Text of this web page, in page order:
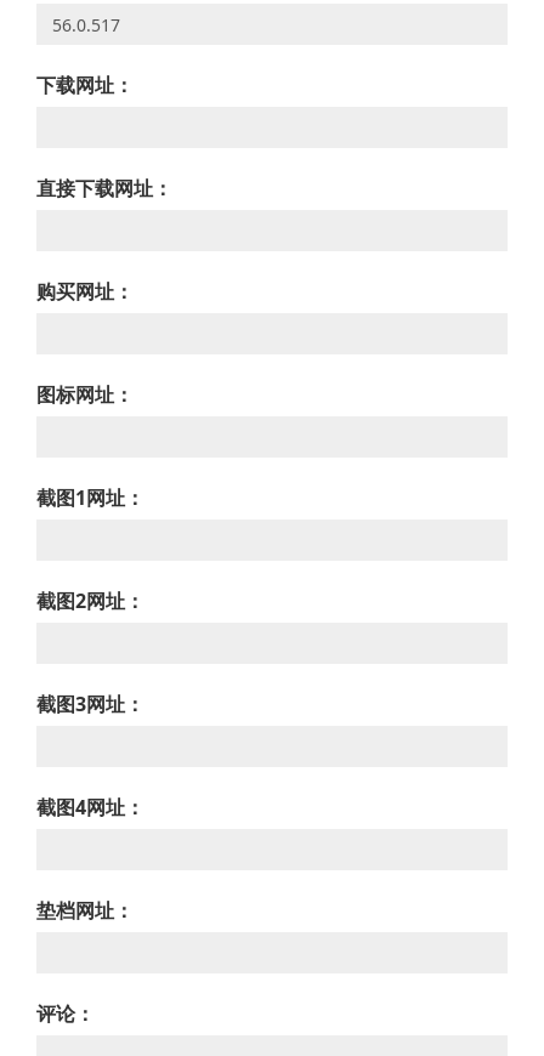
下载网址：
直接下载网址：
购买网址：
图标网址：
截图1网址：
截图2网址：
截图3网址：
截图4网址：
垫档网址：
评论：